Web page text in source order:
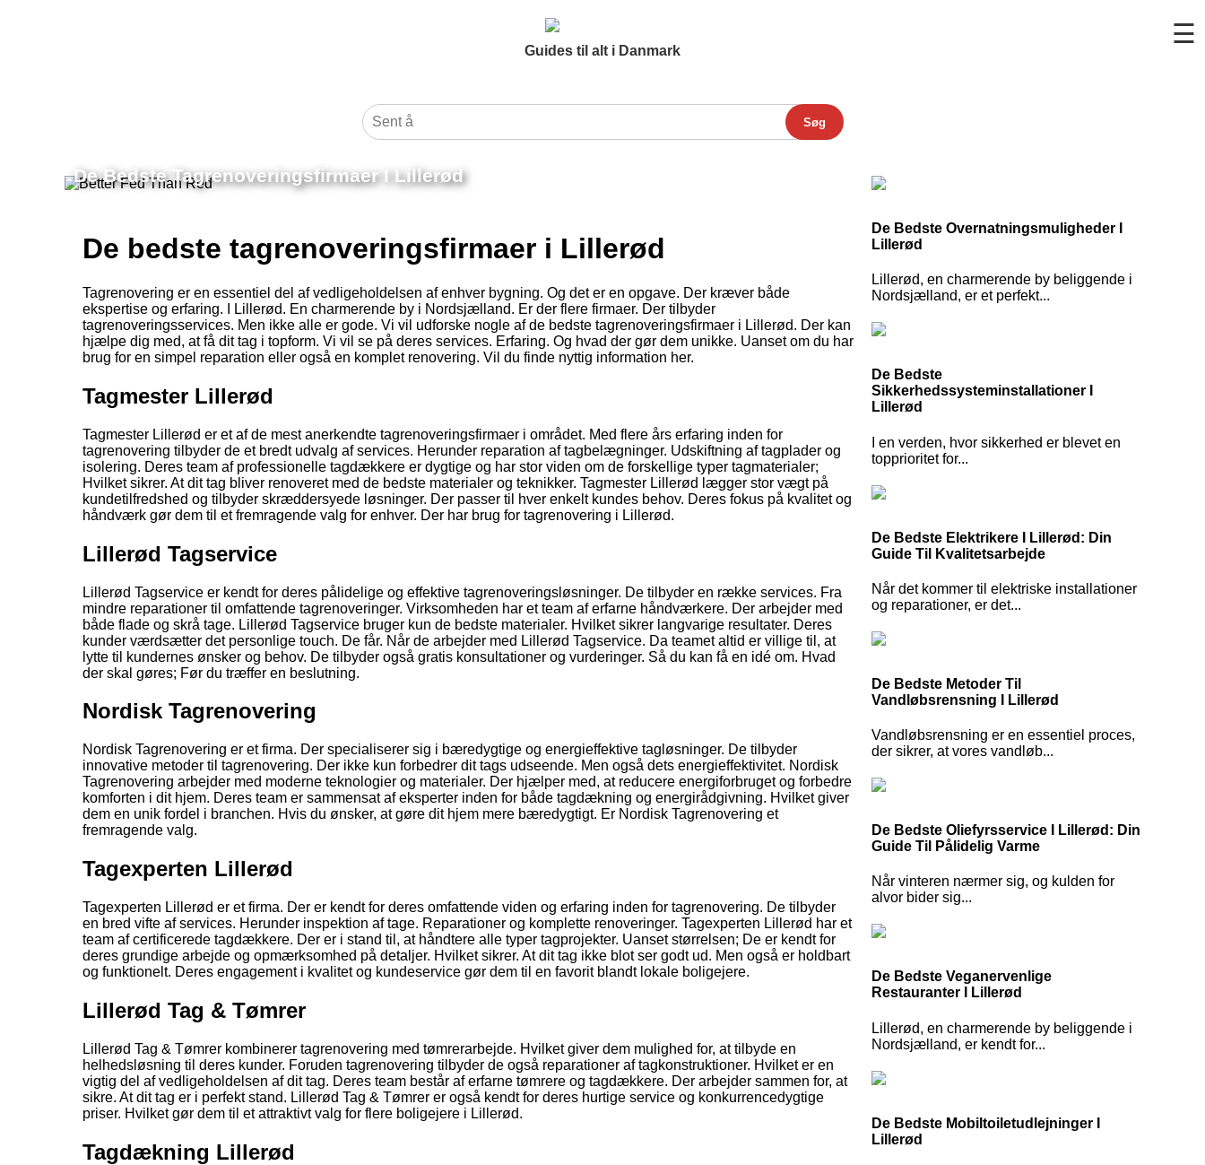
Guides til alt i Danmark
☰
Søg
De Bedste Tagrenoveringsfirmaer I Lillerød
De bedste tagrenoveringsfirmaer i Lillerød
Tagrenovering er en essentiel del af vedligeholdelsen af enhver bygning. Og det er en opgave. Der kræver både
ekspertise og erfaring. I Lillerød. En charmerende by i Nordsjælland. Er der flere firmaer. Der tilbyder
tagrenoveringsservices. Men ikke alle er gode. Vi vil udforske nogle af de bedste tagrenoveringsfirmaer i Lillerød. Der kan
hjælpe dig med, at få dit tag i topform. Vi vil se på deres services. Erfaring. Og hvad der gør dem unikke. Uanset om du har
brug for en simpel reparation eller også en komplet renovering. Vil du finde nyttig information her.
Tagmester Lillerød
Tagmester Lillerød er et af de mest anerkendte tagrenoveringsfirmaer i området. Med flere års erfaring inden for
tagrenovering tilbyder de et bredt udvalg af services. Herunder reparation af tagbelægninger. Udskiftning af tagplader og
isolering. Deres team af professionelle tagdækkere er dygtige og har stor viden om de forskellige typer tagmaterialer;
Hvilket sikrer. At dit tag bliver renoveret med de bedste materialer og teknikker. Tagmester Lillerød lægger stor vægt på
kundetilfredshed og tilbyder skræddersyede løsninger. Der passer til hver enkelt kundes behov. Deres fokus på kvalitet og
håndværk gør dem til et fremragende valg for enhver. Der har brug for tagrenovering i Lillerød.
Lillerød Tagservice
Lillerød Tagservice er kendt for deres pålidelige og effektive tagrenoveringsløsninger. De tilbyder en række services. Fra
mindre reparationer til omfattende tagrenoveringer. Virksomheden har et team af erfarne håndværkere. Der arbejder med
både flade og skrå tage. Lillerød Tagservice bruger kun de bedste materialer. Hvilket sikrer langvarige resultater. Deres
kunder værdsætter det personlige touch. De får. Når de arbejder med Lillerød Tagservice. Da teamet altid er villige til, at
lytte til kundernes ønsker og behov. De tilbyder også gratis konsultationer og vurderinger. Så du kan få en idé om. Hvad
der skal gøres; Før du træffer en beslutning.
Nordisk Tagrenovering
Nordisk Tagrenovering er et firma. Der specialiserer sig i bæredygtige og energieffektive tagløsninger. De tilbyder
innovative metoder til tagrenovering. Der ikke kun forbedrer dit tags udseende. Men også dets energieffektivitet. Nordisk
Tagrenovering arbejder med moderne teknologier og materialer. Der hjælper med, at reducere energiforbruget og forbedre
komforten i dit hjem. Deres team er sammensat af eksperter inden for både tagdækning og energirådgivning. Hvilket giver
dem en unik fordel i branchen. Hvis du ønsker, at gøre dit hjem mere bæredygtigt. Er Nordisk Tagrenovering et
fremragende valg.
Tagexperten Lillerød
Tagexperten Lillerød er et firma. Der er kendt for deres omfattende viden og erfaring inden for tagrenovering. De tilbyder
en bred vifte af services. Herunder inspektion af tage. Reparationer og komplette renoveringer. Tagexperten Lillerød har et
team af certificerede tagdækkere. Der er i stand til, at håndtere alle typer tagprojekter. Uanset størrelsen; De er kendt for
deres grundige arbejde og opmærksomhed på detaljer. Hvilket sikrer. At dit tag ikke blot ser godt ud. Men også er holdbart
og funktionelt. Deres engagement i kvalitet og kundeservice gør dem til en favorit blandt lokale boligejere.
Lillerød Tag & Tømrer
Lillerød Tag & Tømrer kombinerer tagrenovering med tømrerarbejde. Hvilket giver dem mulighed for, at tilbyde en
helhedsløsning til deres kunder. Foruden tagrenovering tilbyder de også reparationer af tagkonstruktioner. Hvilket er en
vigtig del af vedligeholdelsen af dit tag. Deres team består af erfarne tømrere og tagdækkere. Der arbejder sammen for, at
sikre. At dit tag er i perfekt stand. Lillerød Tag & Tømrer er også kendt for deres hurtige service og konkurrencedygtige
priser. Hvilket gør dem til et attraktivt valg for flere boligejere i Lillerød.
Tagdækning Lillerød
De Bedste Overnatningsmuligheder I
Lillerød
Lillerød, en charmerende by beliggende i
Nordsjælland, er et perfekt...
De Bedste
Sikkerhedssysteminstallationer I
Lillerød
I en verden, hvor sikkerhed er blevet en
topprioritet for...
De Bedste Elektrikere I Lillerød: Din
Guide Til Kvalitetsarbejde
Når det kommer til elektriske installationer
og reparationer, er det...
De Bedste Metoder Til
Vandløbsrensning I Lillerød
Vandløbsrensning er en essentiel proces,
der sikrer, at vores vandløb...
De Bedste Oliefyrsservice I Lillerød: Din
Guide Til Pålidelig Varme
Når vinteren nærmer sig, og kulden for
alvor bider sig...
De Bedste Veganervenlige
Restauranter I Lillerød
Lillerød, en charmerende by beliggende i
Nordsjælland, er kendt for...
De Bedste Mobiltoiletudlejninger I
Lillerød